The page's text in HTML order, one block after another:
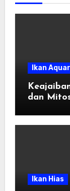
Ikan
dan
Ikan Hias